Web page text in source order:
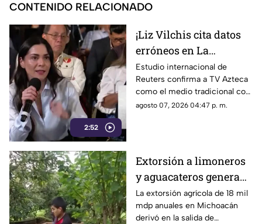
CONTENIDO RELACIONADO
2:52
¡Liz Vilchis cita datos
erróneos en La
Mañanera: Estudio de
Reuters confirma
liderazgo de TV Azteca
en alcance y
Estudio internacional de
Reuters confirma a TV Azteca
como el medio tradicional con
mayor alcance y credibilidad
agosto 07, 2026 04:47 p. m.
Extorsión a limoneros
y aguacateros genera
pérdidas de 18 mil mdp
en Michoacán
La extorsión agrícola de 18 mil
mdp anuales en Michoacán
derivó en la salida de